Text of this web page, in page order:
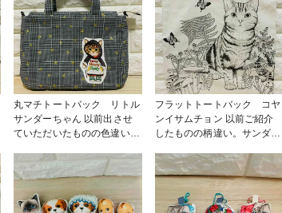
のファブリックを使用してつ
くりました💕 #バッグ・ポー
チ
丸マチトートバック リトル
サンダーちゃん 以前出させ
ていただいたものの色違い💕
が変わって、凄く可愛いです
💕
フラットトートバック コヤ
ンイサムチョン 以前ご紹介
したものの柄違い。サンダー
いはず😅あと、2種類あるの
で、またご紹介します💕